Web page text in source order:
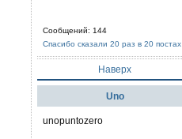
Сообщений: 144
Спасибо сказали 20 раз в 20 постах
Наверх
Uno
unopuntozero